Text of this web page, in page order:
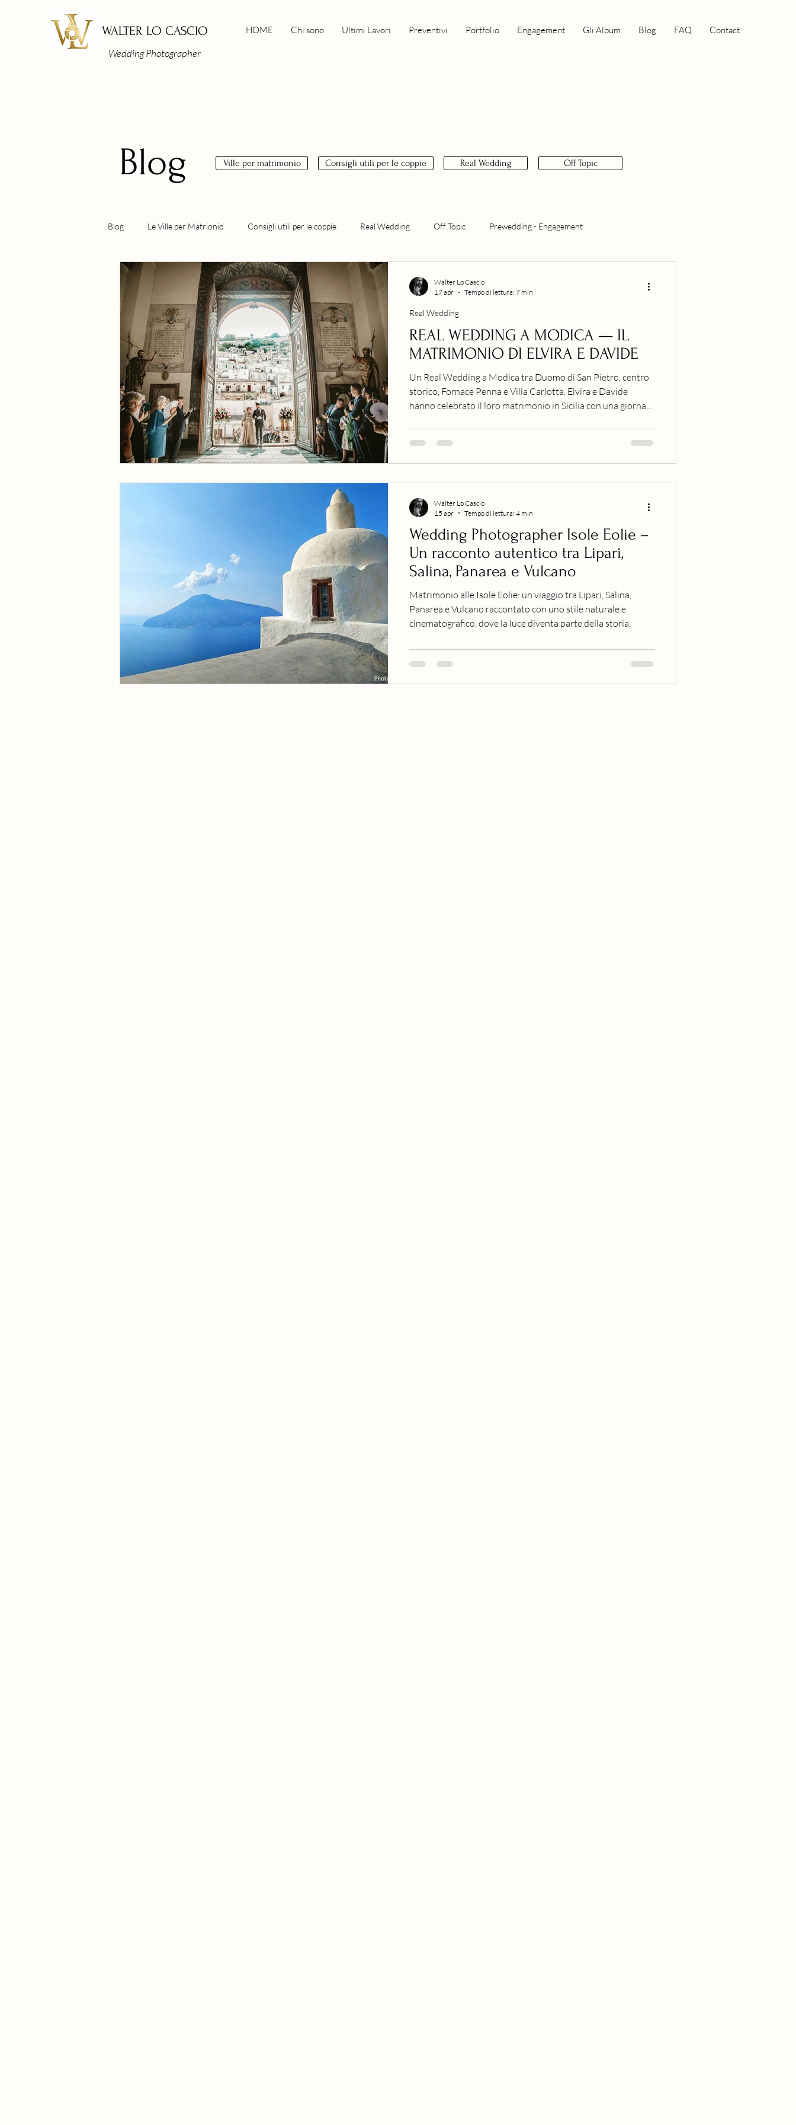
WALTER LO CASCIO
Wedding Photographer
HOME Chi sono Ultimi Lavori Preventivi Portfolio Engagement Gli Album Blog FAQ Contact
Blog Ville per matrimonio Consigli utili per le coppie Real Wedding Off Topic
Blog Le Ville per Matrionio Consigli utili per le coppie Real Wedding Off Topic Prewedding - Engagement
Maternity - Prengnat
REAL WEDDING A MODICA — IL
MATRIMONIO DI ELVIRA E DAVIDE
Un Real Wedding a Modica tra Duomo di San Pietro, centro
storico, Fornace Penna e Villa Carlotta. Elvira e Davide
hanno celebrato il loro matrimonio in Sicilia con una giornata
Real Wedding
Walter Lo Cascio
17 apr
Tempo di lettura: 7 min
Wedding Photographer Isole Eolie –
Un racconto autentico tra Lipari,
Salina, Panarea e Vulcano
Matrimonio alle Isole Eolie: un viaggio tra Lipari, Salina,
Panarea e Vulcano raccontato con uno stile naturale e
cinematografico, dove la luce diventa parte della storia.
Walter Lo Cascio
15 apr
Tempo di lettura: 4 min